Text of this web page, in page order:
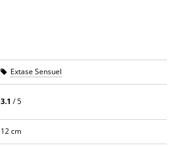
Extase Sensuel
3.1 / 5
12 cm